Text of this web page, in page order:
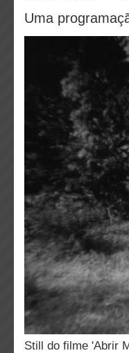
Uma
Still do filme 'Abrir